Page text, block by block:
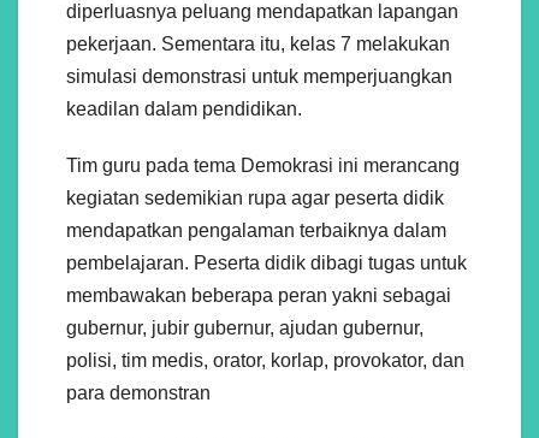
diperluasnya peluang mendapatkan lapangan
pekerjaan. Sementara itu, kelas 7 melakukan
simulasi demonstrasi untuk memperjuangkan
keadilan dalam pendidikan.
Tim guru pada tema Demokrasi ini merancang
kegiatan sedemikian rupa agar peserta didik
mendapatkan pengalaman terbaiknya dalam
pembelajaran. Peserta didik dibagi tugas untuk
membawakan beberapa peran yakni sebagai
gubernur, jubir gubernur, ajudan gubernur,
polisi, tim medis, orator, korlap, provokator, dan
para demonstran